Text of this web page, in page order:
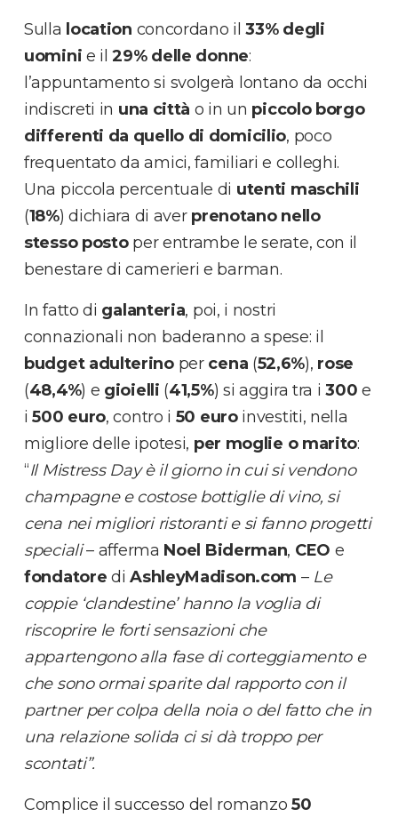
Sulla location concordano il33% degli
uomini e il29% delle donne:
l’appuntamento si svolgerà lontano da occhi
indiscreti in una città o in un piccolo borgo
differenti da quello di domicilio, poco
frequentato da amici, familiari e colleghi.
Una piccola percentuale di utenti maschili
(18%) dichiara di aver prenotano nello
stesso postoper entrambe le serate, con il
benestare di camerieri e barman.
In fatto di galanteria, poi, i nostri
connazionali non baderanno a spese: il
budget adulterinoper cena (52,6%), rose
(48,4%) e gioielli (41,5%) si aggira tra i300 e
i 500 euro, contro i 50 euroinvestiti, nella
migliore delle ipotesi, per moglie o marito:
“Il Mistress Day è il giorno in cui si vendono
champagne e costose bottiglie di vino, si
cena nei migliori ristoranti e si fanno progetti
speciali– afferma Noel Biderman, CEO e
fondatore diAshleyMadison.com – Le
coppie ‘clandestine’ hanno la voglia di
riscoprire le forti sensazioni che
appartengono alla fase di corteggiamento e
che sono ormai sparite dal rapporto con il
partner per colpa della noia o del fatto che in
una relazione solida ci si dà troppo per
scontati”.
Complice il successo del romanzo50